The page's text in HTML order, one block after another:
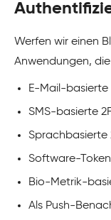
Werfen wir einen
Anwendungen,
E-Mail-basierte
SMS-basierte
Sprachbasierte
Software-
Bio-Metrik-
Als Push-